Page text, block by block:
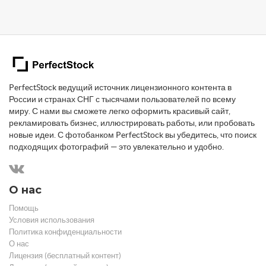
PerfectStock ведущий источник лицензионного контента в
России и странах СНГ с тысячами пользователей по всему
миру. С нами вы сможете легко оформить красивый сайт,
рекламировать бизнес, иллюстрировать работы, или пробовать
новые идеи. С фотобанком PerfectStock вы убедитесь, что поиск
подходящих фотографий — это увлекательно и удобно.
О нас
Помощь
Условия использования
Политика конфиденциальности
О нас
Лицензия (бесплатный контент)